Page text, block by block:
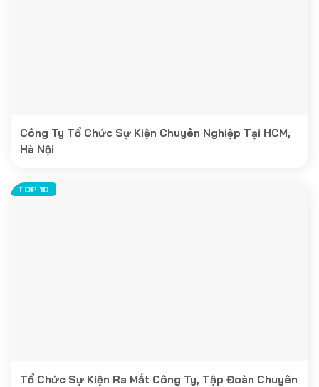
Công Ty Tổ Chức Sự Kiện Chuyên Nghiệp Tại HCM,
Hà Nội
Tổ Chức Sự Kiện Ra Mắt Công Ty, Tập Đoàn Chuyên